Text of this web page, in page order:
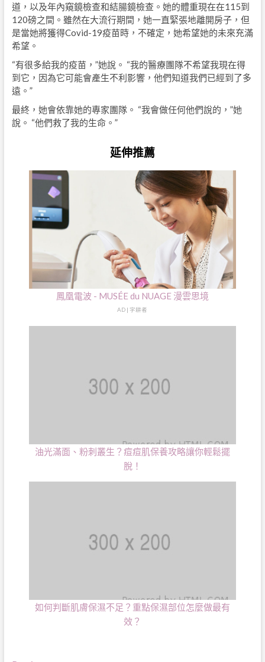
道，以及年內窺鏡檢查和結腸鏡檢查。她的體重現在在115到
120磅之間。雖然在大流行期間，她一直緊張地離開房子，但
是當她將獲得Covid-19疫苗時，不確定，她希望她的未來充滿
希望。
“有很多給我的疫苗，”她說。 “我的醫療團隊不希望我現在得
到它，因為它可能會產生不利影響，他們知道我們已經到了多
遠。”
最終，她會依靠她的專家團隊。 “我會做任何他們說的，”她
說。 “他們救了我的生命。”
延伸推薦
鳳凰電波 - MUSÉE du NUAGE 漫雲思境
AD | 字耕者
油光滿面、粉刺叢生？痘痘肌保養攻略讓你輕鬆擺
脫！
如何判斷肌膚保濕不足？重點保濕部位怎麼做最有
效？